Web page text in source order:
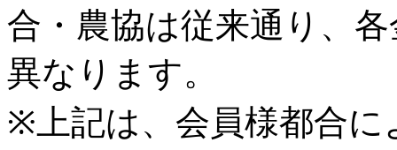
合・農協は従来通り、
異なります。
※上記は、会員様都合に